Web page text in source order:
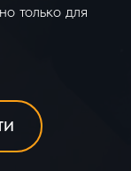
только для